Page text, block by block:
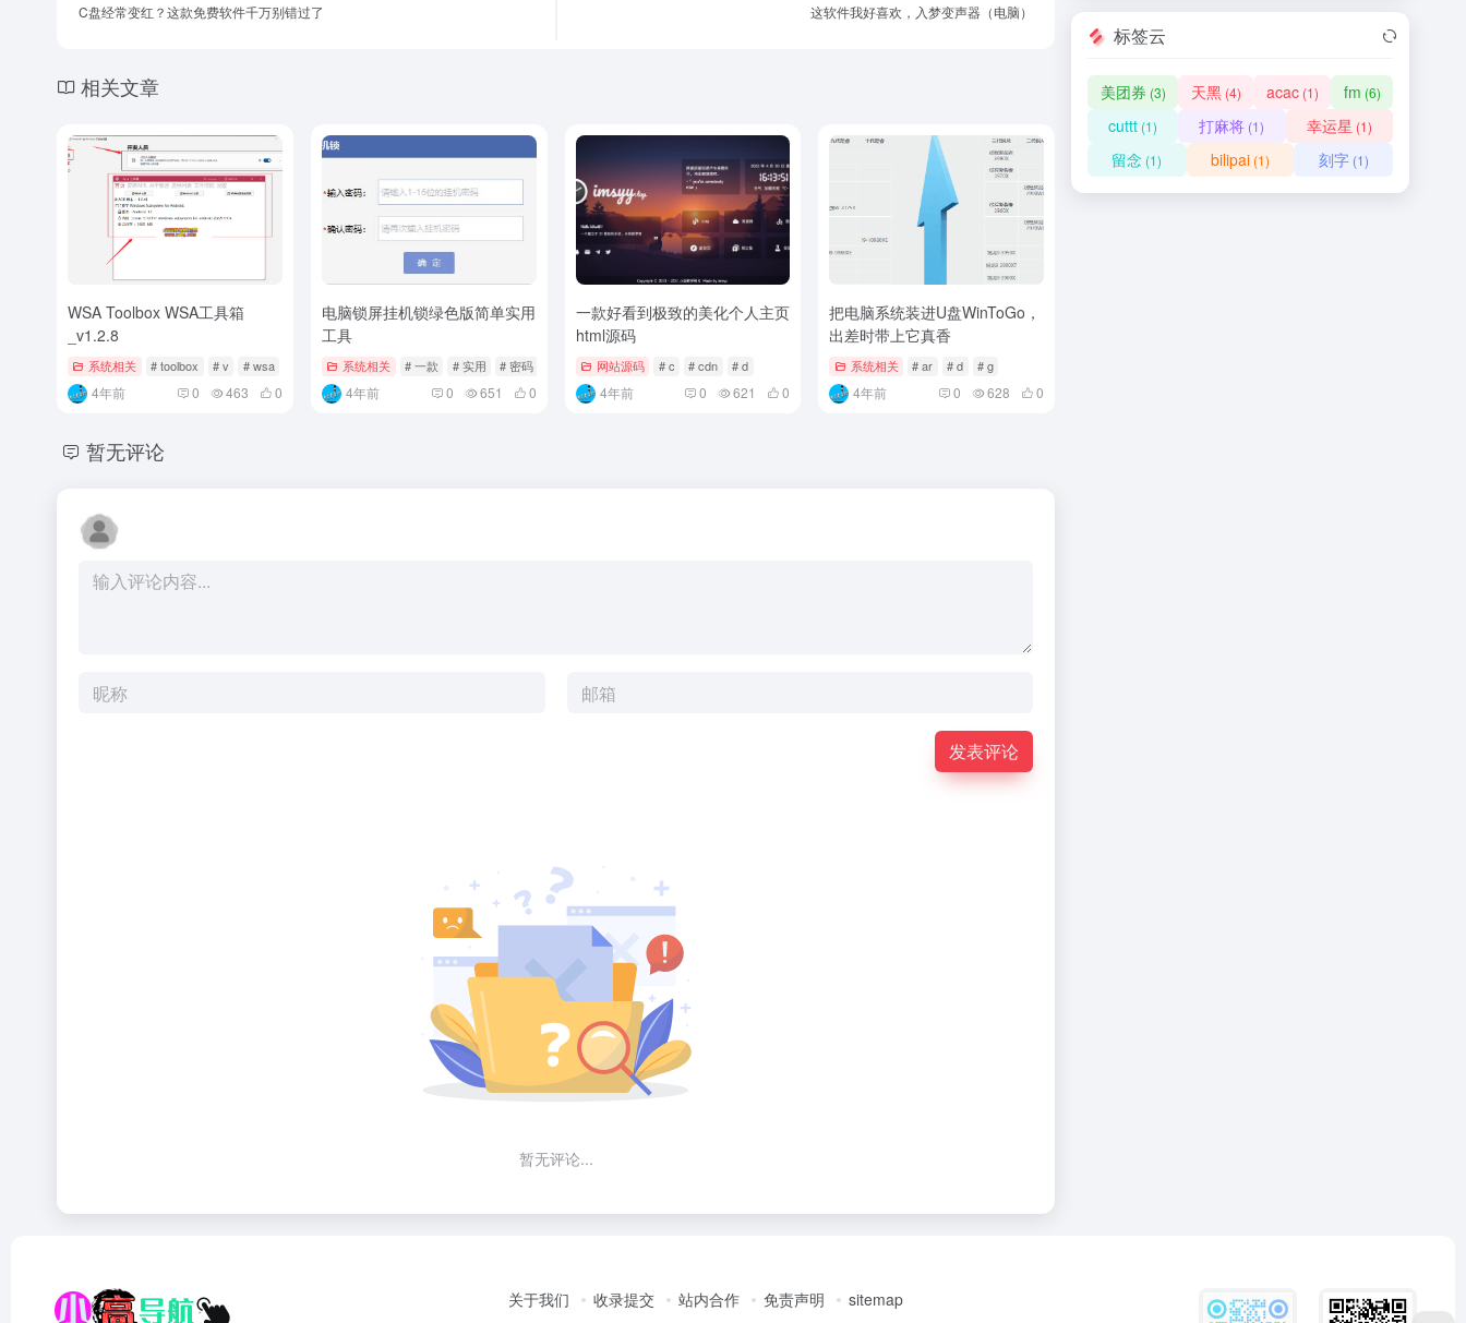
C盘经常变红？这款免费软件千万别错过了 这软件我好喜欢，入梦变声器（电脑）
相关文章
WSA Toolbox WSA工具箱
_v1.2.8
系统相关 # toolbox # v # wsa
4年前 0 463 0
电脑锁屏挂机锁绿色版简单实用
工具
系统相关 # 一款 # 实用 # 密码
4年前 0 651 0
一款好看到极致的美化个人主页
html源码
网站源码 # c # cdn # d
4年前 0 621 0
把电脑系统装进U盘WinToGo，
出差时带上它真香
系统相关 # ar # d # g
4年前 0 628 0
暂无评论
发表评论
暂无评论...
标签云
美团券 (3) 天黑(4) acac(1) fm (6)
cuttt (1) 打麻将 (1) 幸运星 (1)
留念 (1) bilipai (1) 刻字(1)
关于我们 收录提交 站内合作 免责声明 sitemap